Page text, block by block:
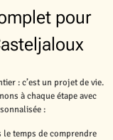
pour
: c’est un projet de vie.
à chaque étape avec
:
temps de comprendre